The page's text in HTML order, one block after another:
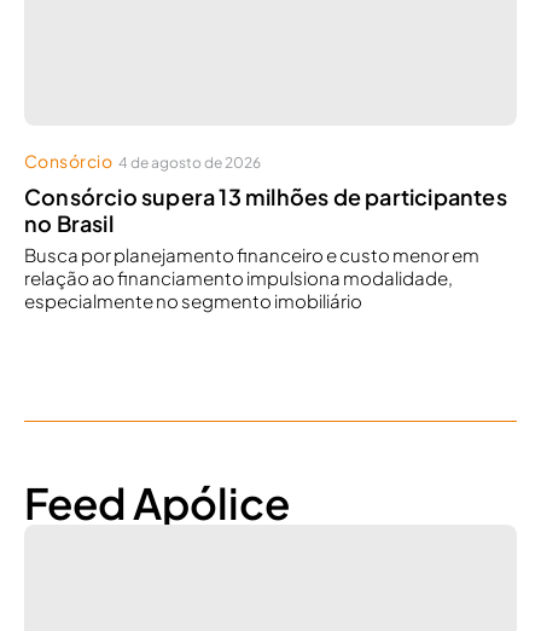
Consórcio 4 de agosto de 2026
Consórcio supera 13 milhões de participantes
no Brasil
Busca por planejamento financeiro e custo menor em
relação ao financiamento impulsiona modalidade,
especialmente no segmento imobiliário
Feed Apólice